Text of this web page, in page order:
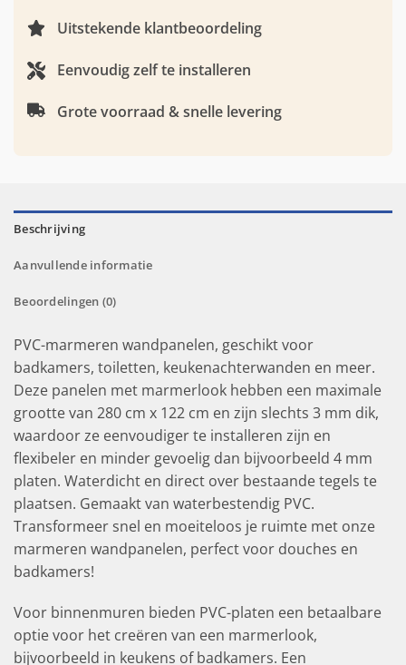
Uitstekende klantbeoordeling
Eenvoudig zelf te installeren
Grote voorraad & snelle levering
Beschrijving
Aanvullende informatie
Beoordelingen (0)
PVC-marmeren wandpanelen, geschikt voor
badkamers, toiletten, keukenachterwanden en meer.
Deze panelen met marmerlook hebben een maximale
grootte van 280 cm x 122 cm en zijn slechts 3 mm dik,
waardoor ze eenvoudiger te installeren zijn en
flexibeler en minder gevoelig dan bijvoorbeeld 4 mm
platen. Waterdicht en direct over bestaande tegels te
plaatsen. Gemaakt van waterbestendig PVC.
Transformeer snel en moeiteloos je ruimte met onze
marmeren wandpanelen, perfect voor douches en
badkamers!
Voor binnenmuren bieden PVC-platen een betaalbare
optie voor het creëren van een marmerlook,
bijvoorbeeld in keukens of badkamers. Een